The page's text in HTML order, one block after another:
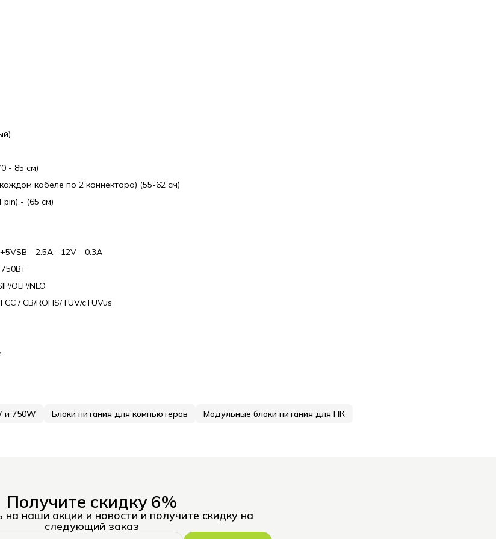
- 85 см)
кабеле по 2 коннектора) (55-62 см)
- (65 см)
- 2.5A, -12V - 0.3A
OLP/NLO
/ CB/ROHS/TUV/cTUVus
и 750W Блоки питания для компьютеров Модульные блоки питания для ПК
Получите скидку 6%
наши акции и новости и получите скидку на
следующий заказ